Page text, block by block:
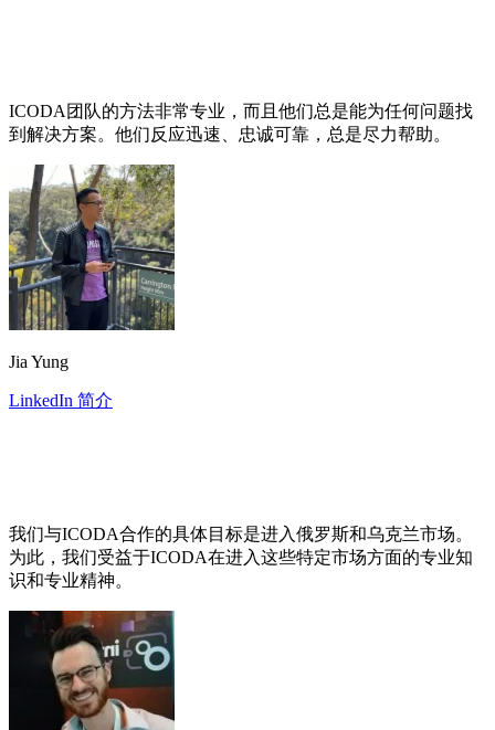
ICODA团队的方法非常专业，而且他们总是能为任何问题找
到解决方案。他们反应迅速、忠诚可靠，总是尽力帮助。
Jia Yung
LinkedIn 简介
我们与ICODA合作的具体目标是进入俄罗斯和乌克兰市场。
为此，我们受益于ICODA在进入这些特定市场方面的专业知
识和专业精神。